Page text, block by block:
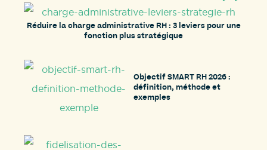
Réduire la charge administrative RH : 3 leviers pour une
fonction plus stratégique
Objectif SMART RH 2026 :
définition, méthode et
exemples